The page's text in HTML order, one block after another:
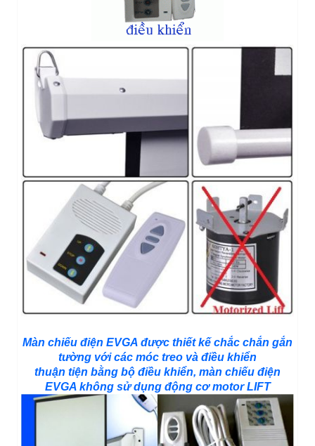
Màn chiếu điện EVGA được thiết kế chắc chắn gắn
tường với các móc treo và điều khiển
thuận tiện bằng bộ điều khiển, màn chiếu điện
EVGA không sử dụng động cơ motor LIFT